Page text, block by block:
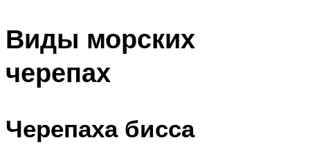
Виды морских
черепах
Черепаха бисса